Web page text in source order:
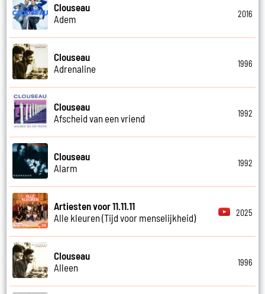
Clouseau
Adem
2016
Clouseau
Adrenaline
1996
Clouseau
Afscheid van een vriend
1992
Clouseau
Alarm
1992
Artiesten voor 11.11.11
Alle kleuren (Tijd voor menselijkheid)
2025
Clouseau
Alleen
1996